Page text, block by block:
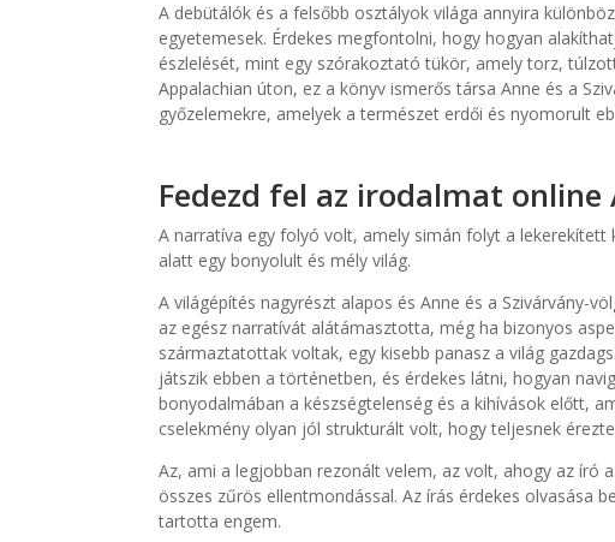
A debütálók és a felsőbb osztályok világa annyira
egyetemesek. Érdekes megfontolni, hogy hogyan
észlelését, mint egy szórakoztató tükör, amely torz,
Appalachian úton, ez a könyv ismerős társa Anne és a
győzelemekre, amelyek a természet erdői és nyomorult
Fedezd fel az irodalmat online
A narratíva egy folyó volt, amely simán folyt a
alatt egy bonyolult és mély világ.
A világépítés nagyrészt alapos és Anne és a Szivárvány-
az egész narratívát alátámasztotta, még ha bizonyos
származtatottak voltak, egy kisebb panasz a világ
játszik ebben a történetben, és érdekes látni, hogyan
bonyodalmában a készségtelenség és a kihívások előtt,
cselekmény olyan jól strukturált volt, hogy teljesnek
Az, ami a legjobban rezonált velem, az volt, ahogy az író
összes zűrös ellentmondással. Az írás érdekes olvasása
tartotta engem.